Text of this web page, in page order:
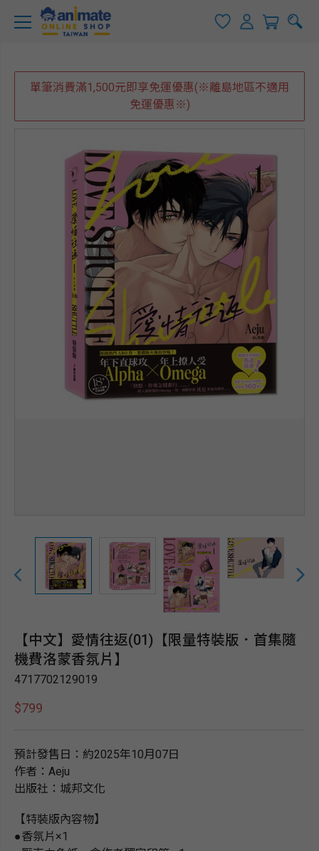
單筆消費滿1,500元即享免運優惠(※離島地區不適用
免運優惠※)
【中文】愛情往返(01)【限量特裝版．首集隨
機費洛蒙香氛片】
4717702129019
$799
預計發售日：約2025年10月07日
作者：Aeju
出版社：城邦文化
【特裝版內容物】
●香氛片×1